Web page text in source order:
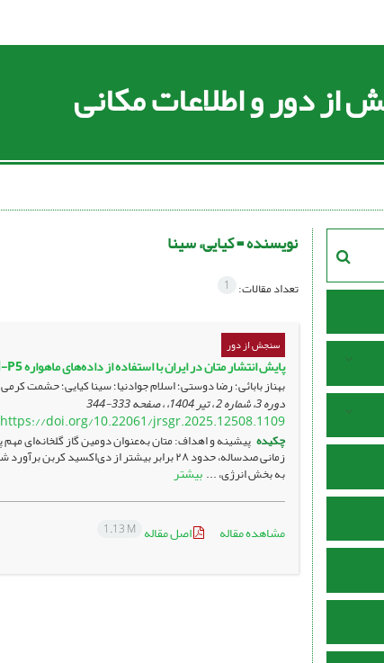
دور و اطلاعات مکانی
نویسنده =کیایی، سینا
تعداد مقالات: 1
سنجش از دور
پایش انتشار متان در ایران با استفاده از داده‌های ماهواره Sentinel-P5: تحلیل روند انتشار و شناسایی منابع بحرانی (۲۰۱۹-۲۰۲۳)
بهناز بابائی؛ رضا دوستی؛ اسلام جوادنیا؛ سینا کیایی؛ حشمت
دوره 3، شماره 2 ، تیر 1404، ، صفحه 333-344
https://doi.org/10.22061/jrsgr.2025.12508.1109
چکیده پیشینه و اهداف: متان به‌عنوان دومین گاز گلخانه‌ای
به بخش انرژی، ...بیشتر
مشاهده مقاله اصل مقاله 1.13 M